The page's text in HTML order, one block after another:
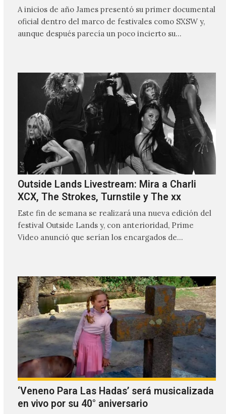
A inicios de año James presentó su primer documental
oficial dentro del marco de festivales como SXSW y,
aunque después parecía un poco incierto su…
Outside Lands Livestream: Mira a Charli
XCX, The Strokes, Turnstile y The xx
Este fin de semana se realizará una nueva edición del
festival Outside Lands y, con anterioridad, Prime
Video anunció que serían los encargados de
‘Veneno Para Las Hadas’ será musicalizada
en vivo por su 40° aniversario